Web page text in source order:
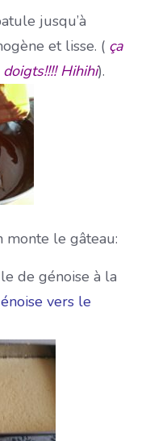
jusqu’à
et lisse. ( ça
Hihihi).
monte le gâteau:
de génoise à la
vers le